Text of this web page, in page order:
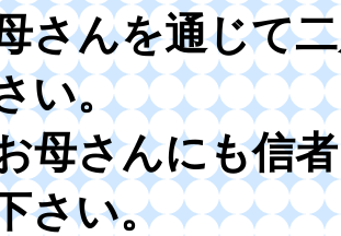
さんを通じて
い。
母さんにも信
さい。